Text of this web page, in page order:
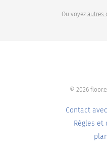
Ou voyez autres
© 2026
Contact
Règles et